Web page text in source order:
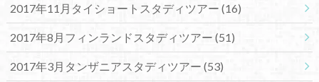
2017年11月タイショートスタディツアー (16)
2017年8月フィンランドスタディツアー (51)
2017年3月タンザニアスタディツアー (53)